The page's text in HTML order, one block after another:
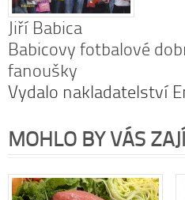
Jiří Babica
Babicovy fotbalové
fanoušky
Vydalo nakladatelství
MOHLO BY VÁS